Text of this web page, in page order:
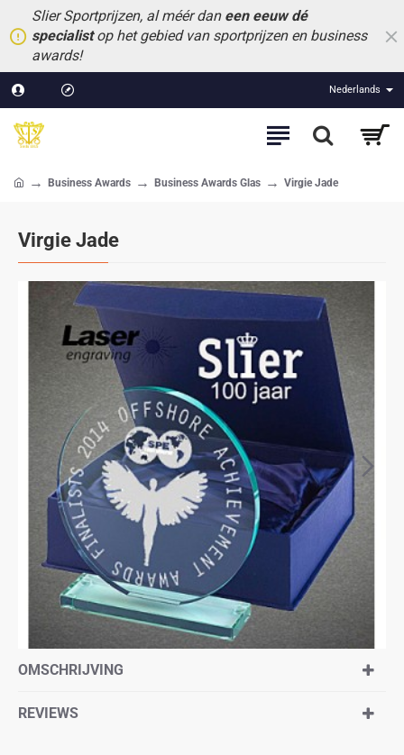
Slier Sportprijzen, al méér dan een eeuw dé
specialistop het gebied van sportprijzen en business
awards!
Nederlands
Virgie Jade
Business Awards Business Awards Glas Virgie Jade
OMSCHRIJVING
REVIEWS